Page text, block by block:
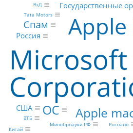
Microsoft
Apple
ОС Apple
Спам
США
Россия
Государственные
ВТБ
Tata Motors
Минобрнауки РФ Роснано
Китай
ВэД